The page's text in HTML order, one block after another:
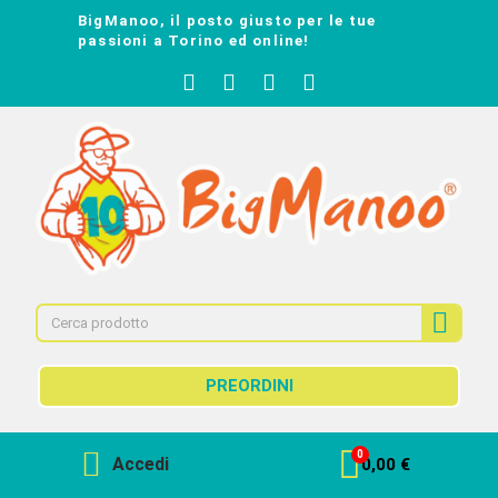
BigManoo, il posto giusto per le tue
passioni a Torino ed online!
PREORDINI
Accedi 0,00 €